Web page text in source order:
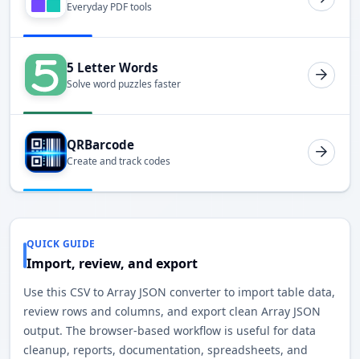
Everyday PDF tools
5 Letter Words
Solve word puzzles faster
QRBarcode
Create and track codes
QUICK GUIDE
Import, review, and export
Use this CSV to Array JSON converter to import table data,
review rows and columns, and export clean Array JSON
output. The browser-based workflow is useful for data
cleanup, reports, documentation, spreadsheets, and